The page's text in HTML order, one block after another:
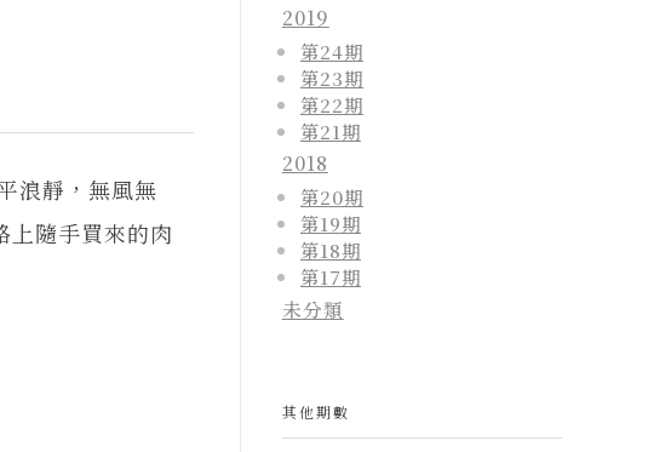
浪靜，無風無
隨手買來的肉
2019
第24期
第23期
第22期
第21期
2018
第20期
第19期
第18期
第17期
未分類
其他期數